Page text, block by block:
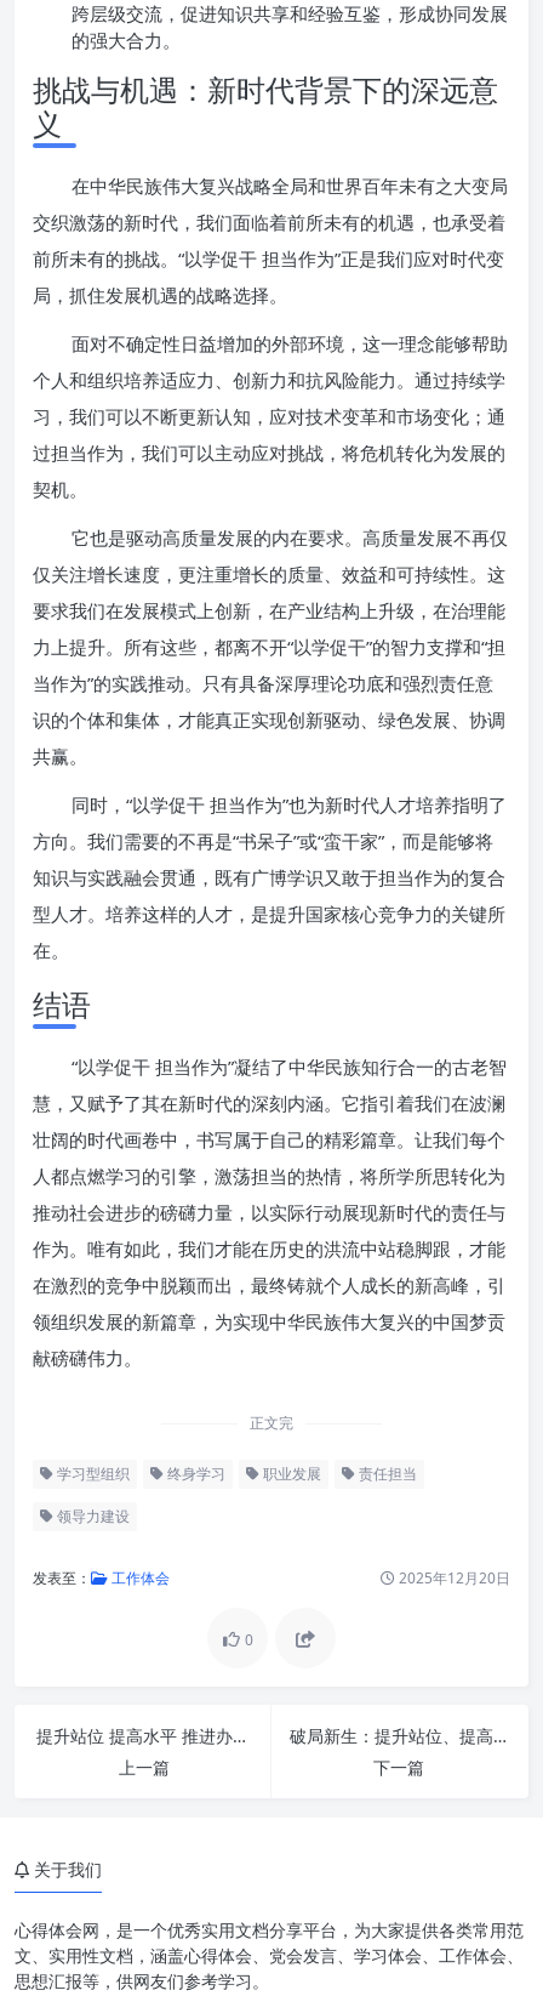
跨层级交流，促进知识共享和经验互鉴，形成协同发展
的强大合力。
挑战与机遇：新时代背景下的深远意
义
在中华民族伟大复兴战略全局和世界百年未有之大变局
交织激荡的新时代，我们面临着前所未有的机遇，也承受着
前所未有的挑战。“以学促干 担当作为”正是我们应对时代变
局，抓住发展机遇的战略选择。
面对不确定性日益增加的外部环境，这一理念能够帮助
个人和组织培养适应力、创新力和抗风险能力。通过持续学
习，我们可以不断更新认知，应对技术变革和市场变化；通
过担当作为，我们可以主动应对挑战，将危机转化为发展的
契机。
它也是驱动高质量发展的内在要求。高质量发展不再仅
仅关注增长速度，更注重增长的质量、效益和可持续性。这
要求我们在发展模式上创新，在产业结构上升级，在治理能
力上提升。所有这些，都离不开“以学促干”的智力支撑和“担
当作为”的实践推动。只有具备深厚理论功底和强烈责任意
识的个体和集体，才能真正实现创新驱动、绿色发展、协调
共赢。
同时，“以学促干 担当作为”也为新时代人才培养指明了
方向。我们需要的不再是“书呆子”或“蛮干家”，而是能够将
知识与实践融会贯通，既有广博学识又敢于担当作为的复合
型人才。培养这样的人才，是提升国家核心竞争力的关键所
在。
结语
“以学促干 担当作为”凝结了中华民族知行合一的古老智
慧，又赋予了其在新时代的深刻内涵。它指引着我们在波澜
壮阔的时代画卷中，书写属于自己的精彩篇章。让我们每个
人都点燃学习的引擎，激荡担当的热情，将所学所思转化为
推动社会进步的磅礴力量，以实际行动展现新时代的责任与
作为。唯有如此，我们才能在历史的洪流中站稳脚跟，才能
在激烈的竞争中脱颖而出，最终铸就个人成长的新高峰，引
领组织发展的新篇章，为实现中华民族伟大复兴的中国梦贡
献磅礴伟力。
正文完
学习型组织 终身学习 职业发展 责任担当
领导力建设
发表至： 工作体会 2025年12月20日
0
提升站位 提高水平 推进办公室工作再上新台阶——新时代办公室的战略进阶之路
上一篇
破局新生：提升站位、提高水平，推进办公室工作再上新台阶的策略与实践
下一篇
以学促干：知识转化为行动的引
如何践行“以学促干 担当作为”？
挑战与机遇：新时代背景下的深
关于我们
心得体会网，是一个优秀实用文档分享平台，为大家提供各类常用范
文、实用性文档，涵盖心得体会、党会发言、学习体会、工作体会、
思想汇报等，供网友们参考学习。